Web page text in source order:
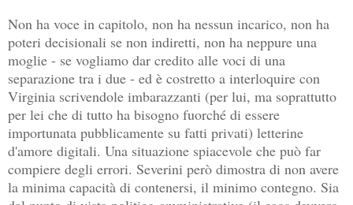
Non ha voce in capitolo, non ha nessun incarico, non ha
poteri decisionali se non indiretti, non ha neppure una
moglie - se vogliamo dar credito alle voci di una
separazione tra i due - ed è costretto a interloquire con
Virginia scrivendole imbarazzanti (per lui, ma soprattutto
per lei che di tutto ha bisogno fuorché di essere
importunata pubblicamente su fatti privati) letterine
d'amore digitali. Una situazione spiacevole che può far
compiere degli errori. Severini però dimostra di non avere
la minima capacità di contenersi, il minimo contegno. Sia